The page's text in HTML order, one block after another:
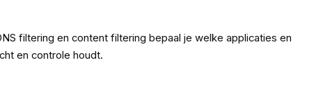
filtering en content filtering bepaal je welke applicaties en
en controle houdt.